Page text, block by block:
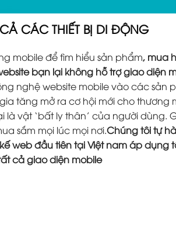
CÁC THIẾT BỊ DI ĐỘNG
mobile để tìm hiểu sản phẩm, mua
bạn lại không hỗ trợ giao diện
nghệ website mobile vào các sản
tăng mở ra cơ hội mới cho thương
là vật ‘bất ly thân’ của người dùng.
sắm mọi lúc mọi nơi.Chúng tôi tự
web đầu tiên tại Việt nam áp dụng
cả giao diện mobile